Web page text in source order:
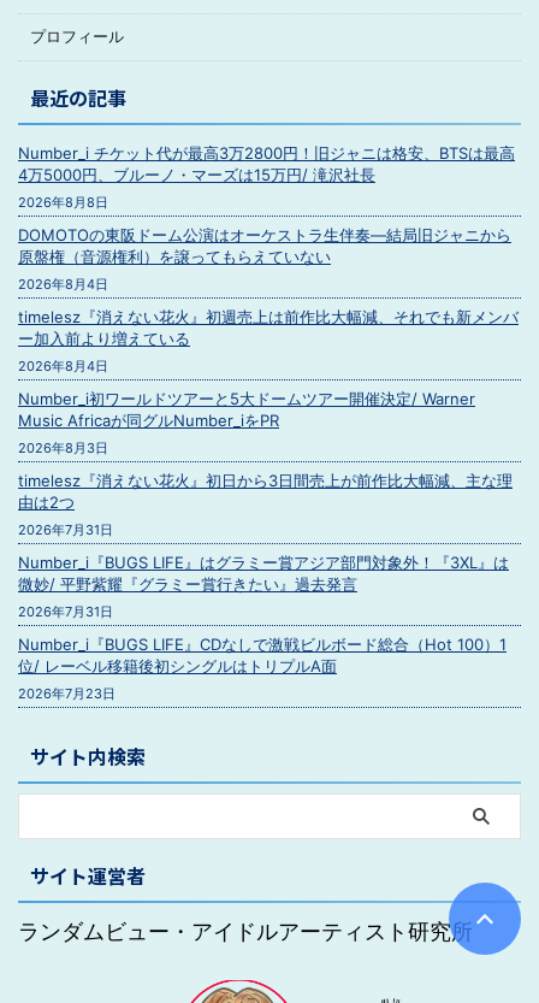
プロフィール
最近の記事
Number_i チケット代が最高3万2800円！旧ジャニは格安、BTSは最高
4万5000円、ブルーノ・マーズは15万円/ 滝沢社長
2026年8月8日
DOMOTOの東阪ドーム公演はオーケストラ生伴奏―結局旧ジャニから
原盤権（音源権利）を譲ってもらえていない
2026年8月4日
timelesz『消えない花火』初週売上は前作比大幅減、それでも新メンバ
ー加入前より増えている
2026年8月4日
Number_i初ワールドツアーと5大ドームツアー開催決定/ Warner
Music Africaが同グルNumber_iをPR
2026年8月3日
timelesz『消えない花火』初日から3日間売上が前作比大幅減、主な理
由は2つ
2026年7月31日
Number_i『BUGS LIFE』はグラミー賞アジア部門対象外！『3XL』は
微妙/ 平野紫耀『グラミー賞行きたい』過去発言
2026年7月31日
Number_i『BUGS LIFE』CDなしで激戦ビルボード総合（Hot 100）1
位/ レーベル移籍後初シングルはトリプルA面
2026年7月23日
サイト内検索
サイト運営者
ランダムビュー・アイドルアーティスト研究所